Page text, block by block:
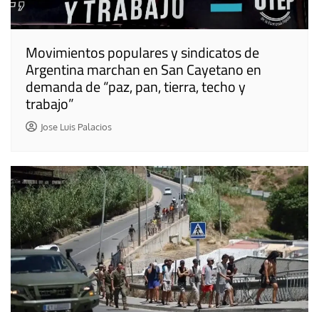
Movimientos populares y sindicatos de
Argentina marchan en San Cayetano en
demanda de “paz, pan, tierra, techo y
trabajo”
Jose Luis Palacios